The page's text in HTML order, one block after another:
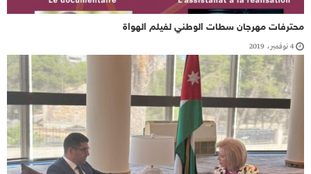
محترفات مهرجان سطات الوطني لفيلم الهواة
4 نوفمبر، 2019